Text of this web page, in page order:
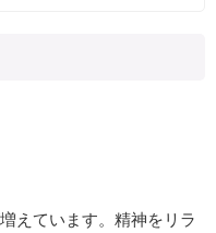
えています。精神をリラ